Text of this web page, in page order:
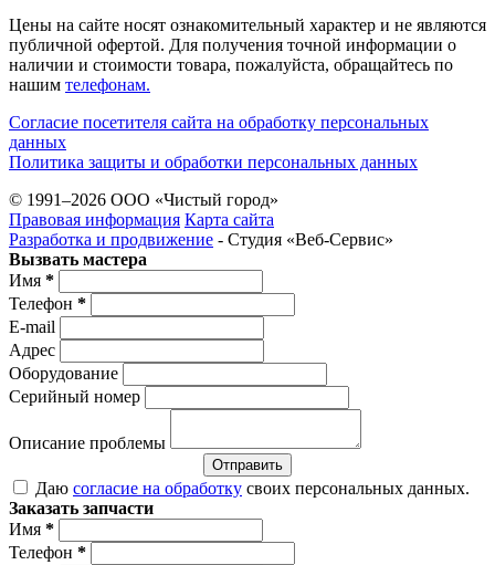
Цены на сайте носят ознакомительный характер и не являются
публичной офертой. Для получения точной информации о
наличии и стоимости товара, пожалуйста, обращайтесь по
нашим телефонам.
Согласие посетителя сайта на обработку персональных
данных
Политика защиты и обработки персональных данных
© 1991–2026 ООО «Чистый город»
Правовая информация Карта сайта
Разработка и продвижение - Студия «Веб-Cервис»
Вызвать мастера
Имя *
Телефон *
E-mail
Адрес
Оборудование
Серийный номер
Описание проблемы
Отправить
Даю согласие на обработку своих персональных данных.
Заказать запчасти
Имя *
Телефон *